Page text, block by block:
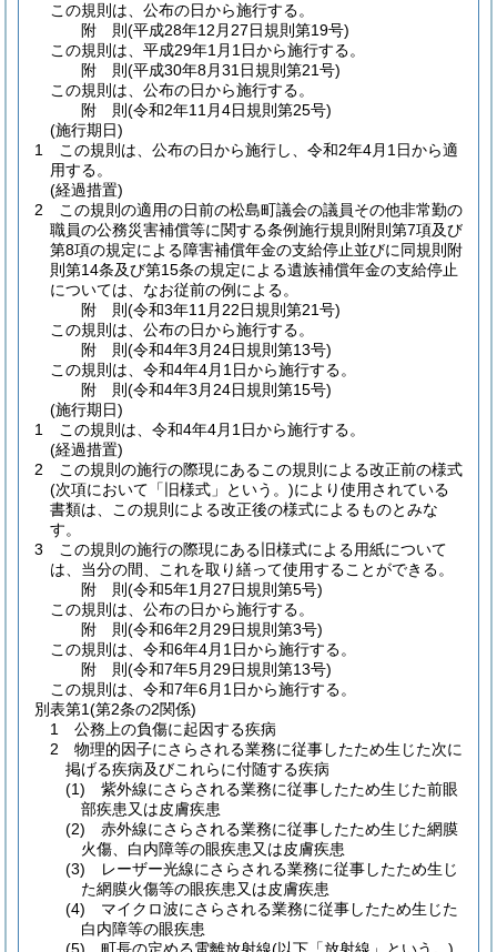
この規則は、公布の日から施行する。
附 則(平成28年12月27日規則第19号)
この規則は、平成29年1月1日から施行する。
附 則(平成30年8月31日規則第21号)
この規則は、公布の日から施行する。
附 則(令和2年11月4日規則第25号)
(施行期日)
1
この規則は、公布の日から施行し、令和2年4月1日から適
用する。
(経過措置)
2
この規則の適用の日前の松島町議会の議員その他非常勤の
職員の公務災害補償等に関する条例施行規則附則第7項及び
第8項の規定による障害補償年金の支給停止並びに同規則附
則第14条及び第15条の規定による遺族補償年金の支給停止
については、なお従前の例による。
附 則(令和3年11月22日規則第21号)
この規則は、公布の日から施行する。
附 則(令和4年3月24日規則第13号)
この規則は、令和4年4月1日から施行する。
附 則(令和4年3月24日規則第15号)
(施行期日)
1
この規則は、令和4年4月1日から施行する。
(経過措置)
2
この規則の施行の際現にあるこの規則による改正前の様式
(次項において「旧様式」という。)により使用されている
書類は、この規則による改正後の様式によるものとみな
す。
3
この規則の施行の際現にある旧様式による用紙について
は、当分の間、これを取り繕って使用することができる。
附 則(令和5年1月27日規則第5号)
この規則は、公布の日から施行する。
附 則(令和6年2月29日規則第3号)
この規則は、令和6年4月1日から施行する。
附 則(令和7年5月29日規則第13号)
この規則は、令和7年6月1日から施行する。
別表第1(第2条の2関係)
1 公務上の負傷に起因する疾病
2 物理的因子にさらされる業務に従事したため生じた次に
掲げる疾病及びこれらに付随する疾病
(1) 紫外線にさらされる業務に従事したため生じた前眼
部疾患又は皮膚疾患
(2) 赤外線にさらされる業務に従事したため生じた網膜
火傷、白内障等の眼疾患又は皮膚疾患
(3) レーザー光線にさらされる業務に従事したため生じ
た網膜火傷等の眼疾患又は皮膚疾患
(4) マイクロ波にさらされる業務に従事したため生じた
白内障等の眼疾患